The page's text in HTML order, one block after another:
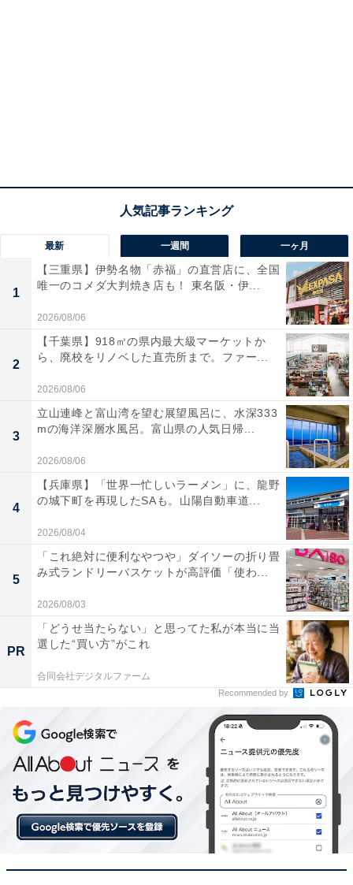
最新 一週間 一ヶ月
1
【三重県】伊勢名物「赤福」の直営店に、全国
唯一のコメダ大判焼き店も！ 東名阪・伊...
2026/08/06
2
【千葉県】918㎡の県内最大級マーケットか
ら、廃校をリノベした直売所まで。ファー...
2026/08/06
3
立山連峰と富山湾を望む展望風呂に、水深333
mの海洋深層水風呂。富山県の人気日帰...
2026/08/06
4
【兵庫県】「世界一忙しいラーメン」に、龍野
の城下町を再現したSAも。山陽自動車道...
2026/08/04
5
「これ絶対に便利なやつや」ダイソーの折り畳
み式ランドリーバスケットが高評価「使わ...
2026/08/03
PR
「どうせ当たらない」と思ってた私が本当に当
選した“買い方”がこれ
合同会社デジタルファーム
Recommended by